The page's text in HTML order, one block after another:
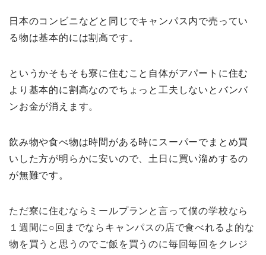
日本のコンビニなどと同じでキャンパス内で売ってい
る物は基本的には割高です。
というかそもそも寮に住むこと自体がアパートに住む
より基本的に割高なのでちょっと工夫しないとバンバ
ンお金が消えます。
飲み物や食べ物は時間がある時にスーパーでまとめ買
いした方が明らかに安いので、土日に買い溜めするの
が無難です。
ただ寮に住むならミールプランと言って僕の学校なら
１週間に○回までならキャンパスの店で食べれるよ的な
物を買うと思うのでご飯を買うのに毎回毎回をクレジ